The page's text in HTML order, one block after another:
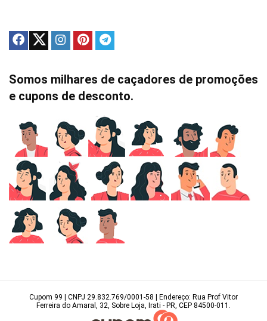
Somos milhares de caçadores de promoções
e cupons de desconto.
Cupom 99 | CNPJ 29.832.769/0001-58 | Endereço: Rua Prof Vitor
Ferreira do Amaral, 32, Sobre Loja, Irati - PR, CEP 84500-011.